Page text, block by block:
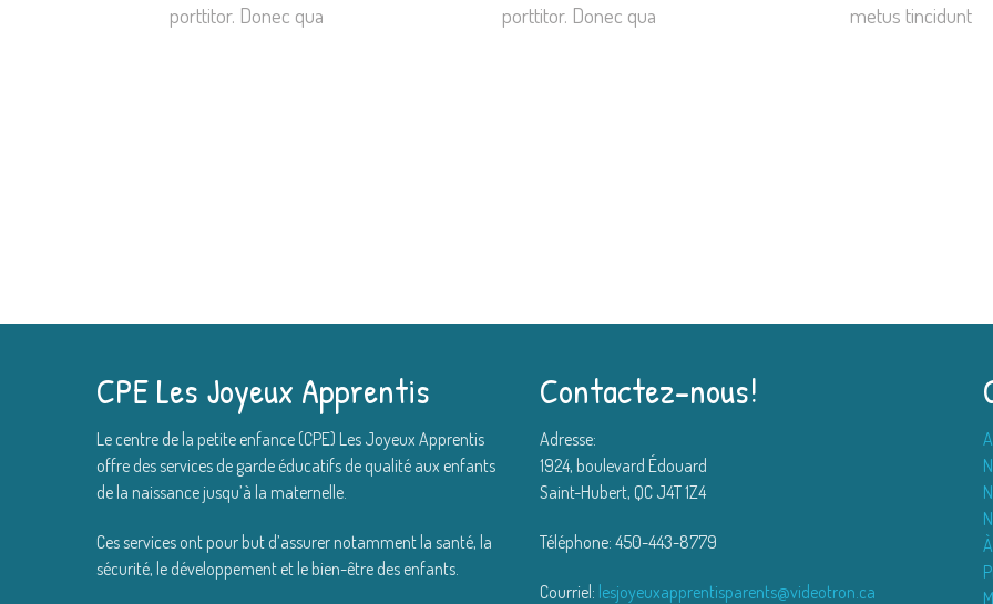
porttitor. Donec qua
porttitor. Donec qua
metus tincidunt
CPE Les Joyeux Apprentis
Le centre de la petite enfance (CPE) Les Joyeux Apprentis
offre des services de garde éducatifs de qualité aux enfants
de la naissance jusqu’à la maternelle.
Ces services ont pour but d’assurer notamment la santé, la
sécurité, le développement et le bien-être des enfants.
Contactez-nous!
Adresse:
1924, boulevard Édouard
Saint-Hubert, QC J4T 1Z4
Téléphone: 450-443-8779
Courriel: lesjoyeuxapprentisparents@videotron.ca